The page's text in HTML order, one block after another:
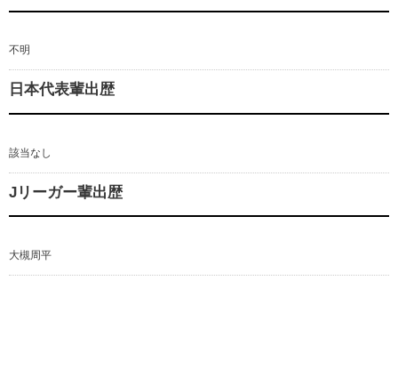
不明
日本代表輩出歴
該当なし
Jリーガー輩出歴
大槻周平